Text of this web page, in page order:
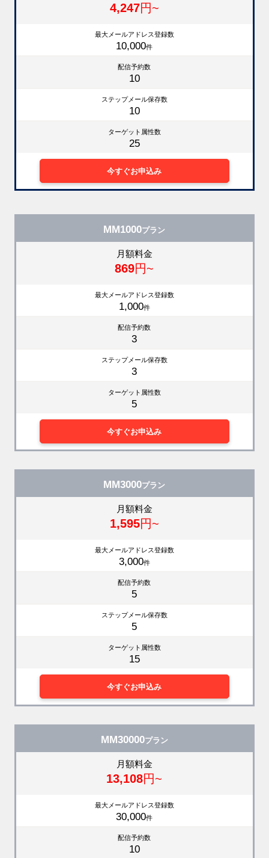
MM1000プラン
月額料金
869円~
最大メールアドレス登録数
1,000件
配信予約数
3
ステップメール保存数
3
ターゲット属性数
5
今すぐお申込み
MM3000プラン
月額料金
1,595円~
最大メールアドレス登録数
3,000件
配信予約数
5
ステップメール保存数
5
ターゲット属性数
15
今すぐお申込み
4,247円~
最大メールアドレス登録数
10,000件
配信予約数
10
ステップメール保存数
10
ターゲット属性数
25
今すぐお申込み
MM30000プラン
月額料金
13,108円~
最大メールアドレス登録数
30,000件
配信予約数
10